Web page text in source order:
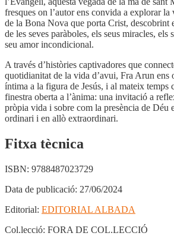
fresques on l’autor ens convida a explorar
de la Bona Nova que porta Crist, descobrint
de les seves paràboles, els seus miracles, els
seu amor incondicional.
A través d’històries captivadores que
quotidianitat de la vida d’avui, Fra Arun ens
íntima a la figura de Jesús, i al mateix temps
finestra oberta a l’ànima: una invitació a
pròpia vida i sobre com la presència de Déu
ordinari i en allò extraordinari.
Fitxa tècnica
ISBN: 9788487023729
Data de publicació: 27/06/2024
Editorial: EDITORIAL ALBADA
Col.lecció: FORA DE COL.LECCIÓ